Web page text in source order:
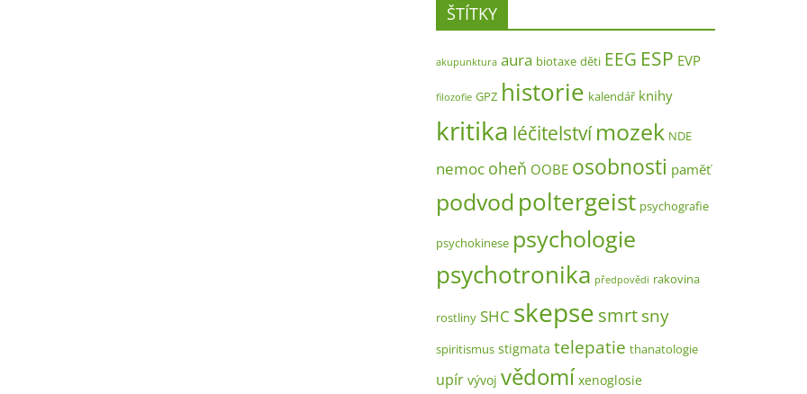
ŠTÍTKY
akupunktura aura biotaxe děti EEG ESP EVP
filozofie GPZ historie kalendář knihy
kritika léčitelství mozek NDE
nemoc oheň OOBE osobnosti paměť
podvod poltergeist psychografie
psychokinese psychologie
psychotronika předpovědi rakovina
rostliny SHC skepse smrtsny
spiritismus stigmata telepatie thanatologie
upír vývoj vědomí xenoglosie